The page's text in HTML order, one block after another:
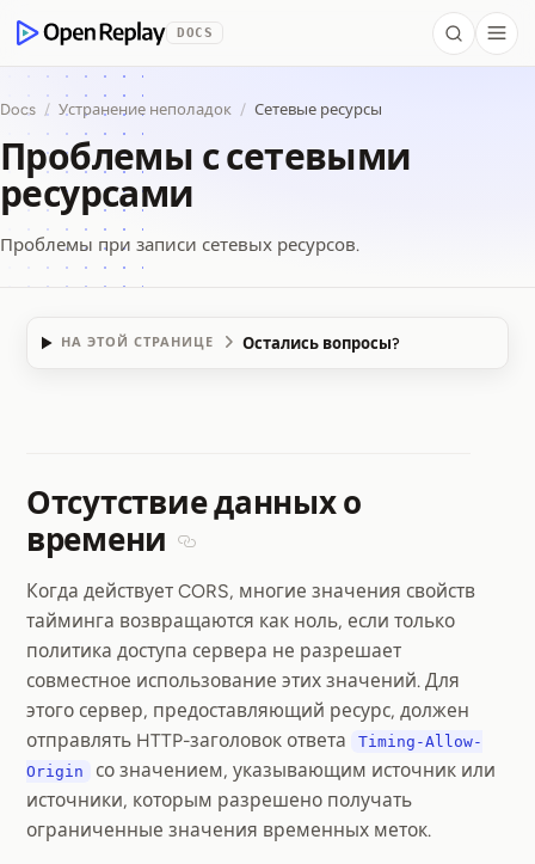
OpenReplay
DOCS Search
Docs / Устранение неполадок / Сетевые ресурсы
Проблемы с сетевыми
ресурсами
Проблемы при записи сетевых ресурсов.
НА ЭТОЙ СТРАНИЦЕ Остались вопросы?
Отсутствие данных о
времени
Когда действует CORS, многие значения свойств
тайминга возвращаются как ноль, если только
политика доступа сервера не разрешает
совместное использование этих значений. Для
этого сервер, предоставляющий ресурс, должен
отправлять HTTP-заголовок ответа
Timing-Allow-
Origin
со значением, указывающим источник или
источники, которым разрешено получать
ограниченные значения временных меток.